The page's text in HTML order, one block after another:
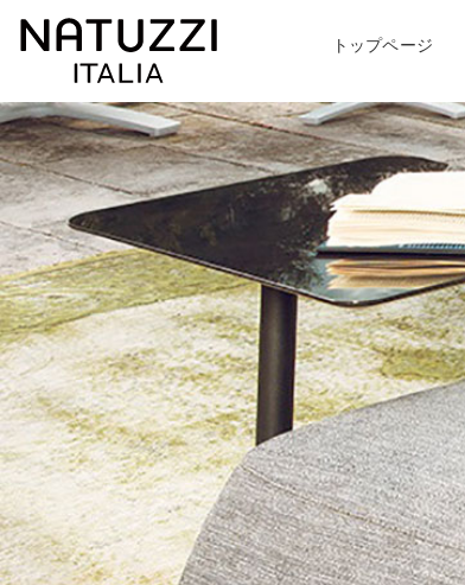
トップページ
ABOUT〉NATUZZI ITARIA について一覧
〉ハンドメイドで追及する
あなたに合わせた座り心地
PRODUCT〉商品紹介一覧
〉ソファ 〉アーム
〉ダイニングテーブル 〉ダイニ
TOPICS〉トッピクス一覧
EVENT
最新のイベント情報